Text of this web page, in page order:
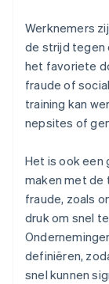
Werknemers
de strijd tegen
het favoriete
fraude of
training kan
nepsites of
Het is ook een
maken met de
fraude, zoals
druk om snel
definiëren,
snel kunnen